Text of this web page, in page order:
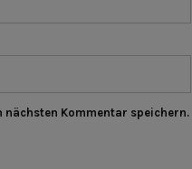
nächsten Kommentar speichern.